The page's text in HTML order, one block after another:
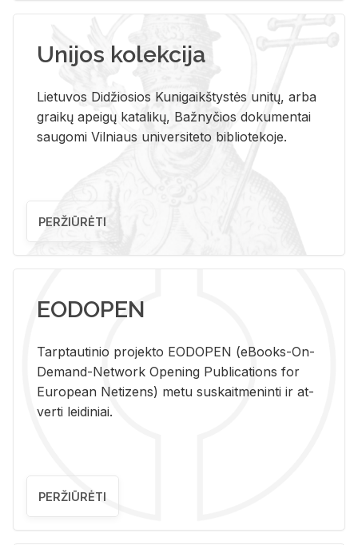
Unijos kolekcija
Lietuvos Didžiosios Kunigaikštystės unitų, arba
graikų apeigų katalikų, Bažnyčios dokumentai
saugomi Vilniaus universiteto bibliotekoje.
PERŽIŪRĖTI
EODOPEN
Tarp­tau­ti­nio pro­jek­to EO­DO­PEN (eBo­oks-On-
De­mand-Ne­twork Ope­ning Pub­li­ca­tions for
Eu­ro­pe­an Ne­ti­zens) metu su­skait­me­nin­ti ir at­
ver­ti lei­di­niai.
PERŽIŪRĖTI